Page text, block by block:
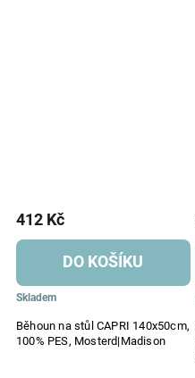
Běhoun na stůl CAPRI 140x50cm,
100% PES, Mosterd|Madison
Skladem
412 Kč
DO KOŠÍKU